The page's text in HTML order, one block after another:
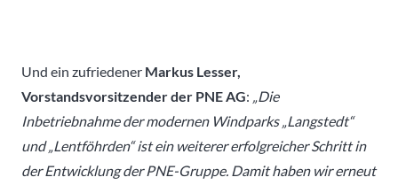
Und ein zufriedener Markus Lesser,
Vorstandsvorsitzender der PNE AG: „Die
Inbetriebnahme der modernen Windparks „Langstedt“
und „Lentföhrden“ ist ein weiterer erfolgreicher Schritt in
der Entwicklung der PNE-Gruppe. Damit haben wir erneut